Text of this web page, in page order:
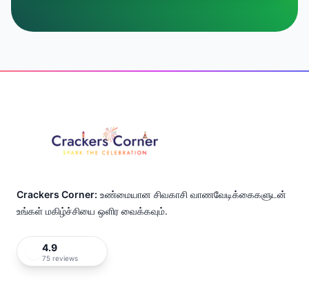
Crackers Corner: உண்மையான சிவகாசி வாணவேடிக்கைகளுடன்
உங்கள் மகிழ்ச்சியை ஒளிர வைக்கவும்.
4.9
75 reviews